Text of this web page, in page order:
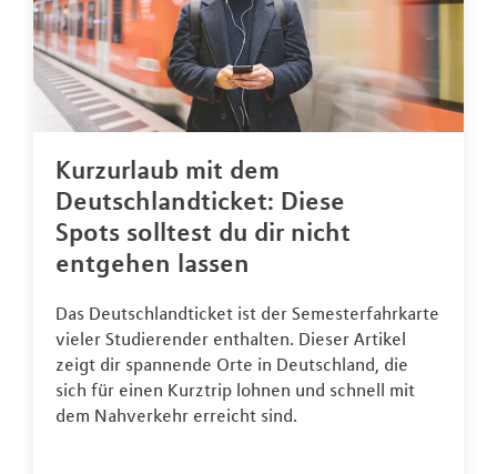
Kurzurlaub mit dem
Deutschlandticket: Diese
Spots solltest du dir nicht
entgehen lassen
Das Deutschlandticket ist der Semesterfahrkarte
vieler Studierender enthalten. Dieser Artikel
zeigt dir spannende Orte in Deutschland, die
sich für einen Kurztrip lohnen und schnell mit
dem Nahverkehr erreicht sind.